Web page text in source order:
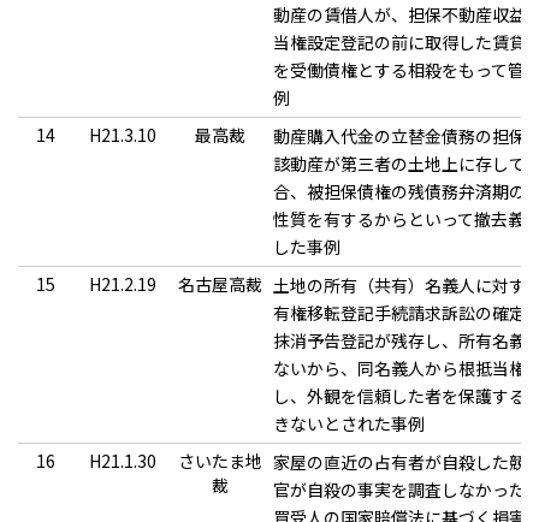
動産の賃借人が、担保不動産収益
当権設定登記の前に取得した賃貸
を受働債権とする相殺をもって管
例
14
H21.3.10 最高裁
動産購入代金の立替金債務の担保
該動産が第三者の土地上に存して
合、被担保債権の残債務弁済期の
性質を有するからといって撤去義
した事例
15
H21.2.19 名古屋高裁 土地の所有（共有）名義人に対す
有権移転登記手続請求訴訟の確定
抹消予告登記が残存し、所有名義
ないから、同名義人から根抵当権
し、外観を信頼した者を保護する
きないとされた事例
16
H21.1.30
さいたま地
裁
家屋の直近の占有者が自殺した競
官が自殺の事実を調査しなかった
買受人の国家賠償法に基づく損害